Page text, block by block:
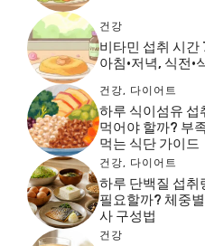
건강
비타민 섭취 시간
아침·저녁, 식전·
건강, 다이어트
하루 식이섬유 섭
먹어야 할까? 부
먹는 식단 가이드
건강, 다이어트
하루 단백질 섭취
필요할까? 체중
사 구성법
건강